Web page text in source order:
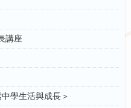
講座
學生活與成長＞